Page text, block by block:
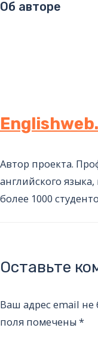
Об авторе
Автор проекта.
английского
более 1000
Оставьте
Ваш адрес email не
поля помечены *